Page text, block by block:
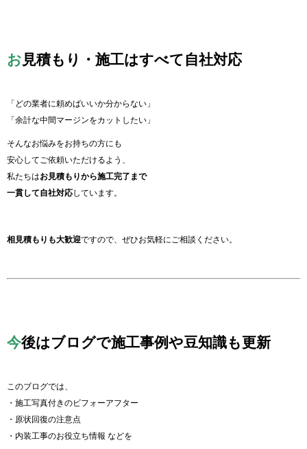
お見積もり・施工はすべて自社対応
「どの業者に頼めばいいか分からない」
「余計な中間マージンをカットしたい」
そんなお悩みをお持ちの方にも
安心してご依頼いただけるよう、
私たちはお見積もりから施工完了まで
一貫して自社対応しています。
相見積もりも大歓迎ですので、ぜひお気軽にご相談ください。
今後はブログで施工事例や豆知識も更新
このブログでは、
・施工写真付きのビフォーアフター
・原状回復の注意点
・内装工事のお役立ち情報 などを